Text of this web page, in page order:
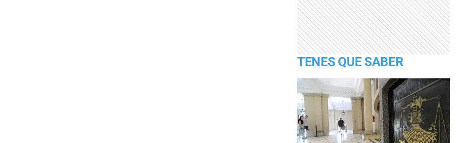
TENES QUE SABER